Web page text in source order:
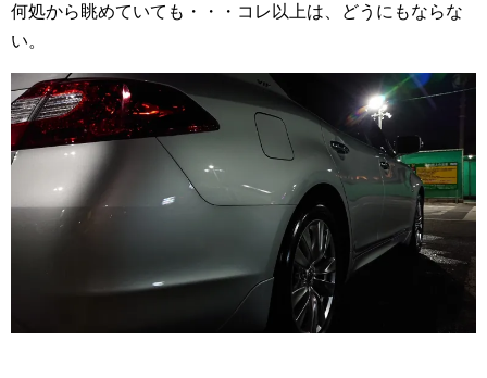
何処から眺めていても・・・コレ以上は、どうにもならな
い。